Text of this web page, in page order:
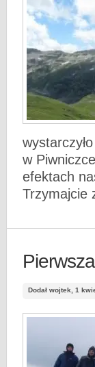
w
efektach
Trzymajcie
Dodał wojtek, 1